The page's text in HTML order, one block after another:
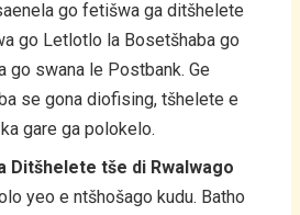
go fetišwa ga ditšhelete
go Letlotlo la Bosetšhaba go
go swana le Postbank. Ge
se gona diofising, tšhelete e
gare ga polokelo.
tše di Rwalwago
yeo e ntšhošago kudu. Batho